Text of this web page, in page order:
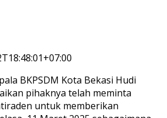
BKPSDM Kota Bekasi Hudi
pihaknya telah meminta
untuk memberikan